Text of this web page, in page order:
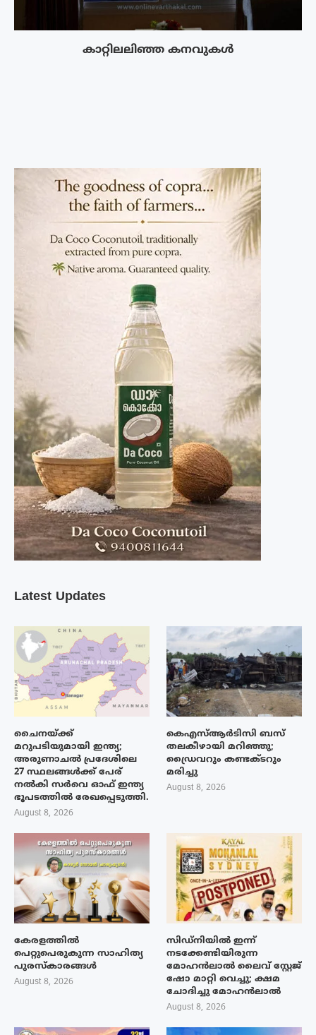
കാറ്റിലലിഞ്ഞ കനവുകൾ
Latest Updates
ചൈനയ്ക്ക്
മറുപടിയുമായി ഇന്ത്യ;
അരുണാചൽ പ്രദേശിലെ
27 സ്ഥലങ്ങൾക്ക് പേര്
നൽകി സർവെ ഓഫ് ഇന്ത്യ
ഭൂപടത്തിൽ രേഖപ്പെടുത്തി.
August 8, 2026
കെഎസ്ആർടിസി ബസ്
തലകീഴായി മറിഞ്ഞു;
ഡ്രൈവറും കണ്ടക്ടറും
മരിച്ചു
August 8, 2026
കേരളത്തിൽ
പെറ്റുപെരുകുന്ന സാഹിത്യ
പുരസ്‌കാരങ്ങൾ
August 8, 2026
സിഡ്നിയിൽ ഇന്ന്
നടക്കേണ്ടിയിരുന്ന
മോഹൻലാൽ ലൈവ് സ്റ്റേജ്
ഷോ മാറ്റി വെച്ചു; ക്ഷമ
ചോദിച്ചു മോഹൻലാൽ
August 8, 2026